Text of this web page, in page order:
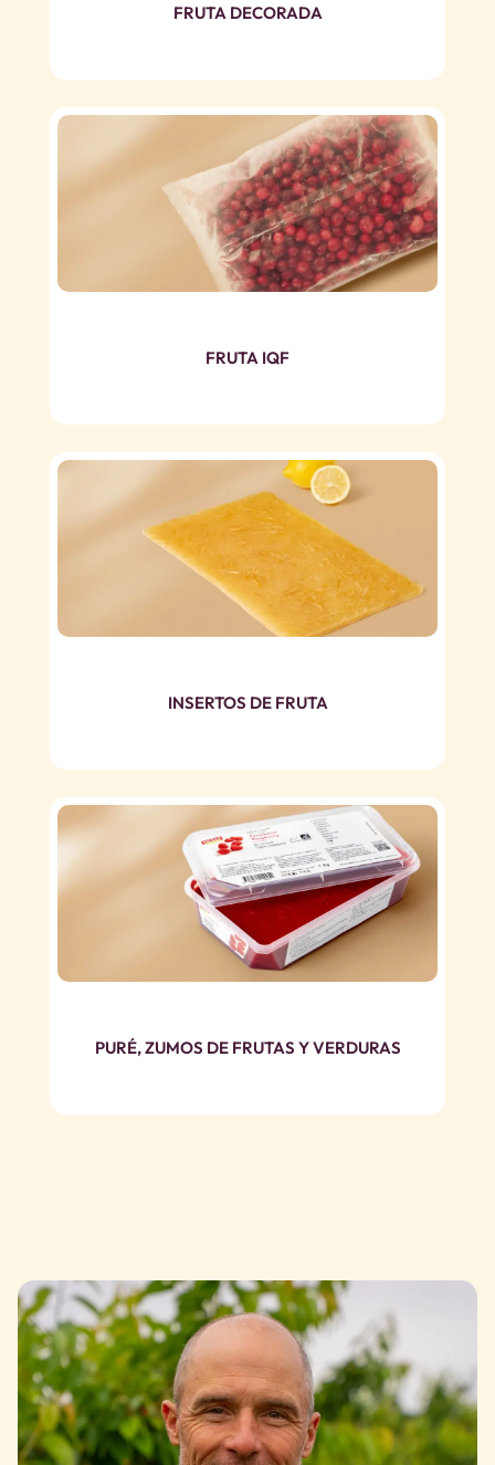
FRUTA DECORADA
FRUTA IQF
INSERTOS DE FRUTA
PURÉ, ZUMOS DE FRUTAS Y VERDURAS